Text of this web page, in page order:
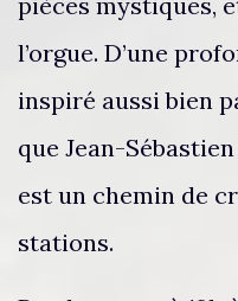
l’orgue. D’une
inspiré aussi bien
que Jean-
est un chemin de
stations.